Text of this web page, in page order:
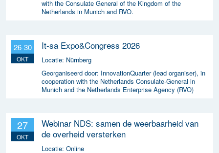
with the Consulate General of the Kingdom of the
Netherlands in Munich and RVO.
26-30
OKT
It-sa Expo&Congress 2026
Locatie: Nürnberg
Georganiseerd door: InnovationQuarter (lead organiser), in
cooperation with the Netherlands Consulate-General in
Munich and the Netherlands Enterprise Agency (RVO)
27
OKT
Webinar NDS: samen de weerbaarheid van
de overheid versterken
Locatie: Online